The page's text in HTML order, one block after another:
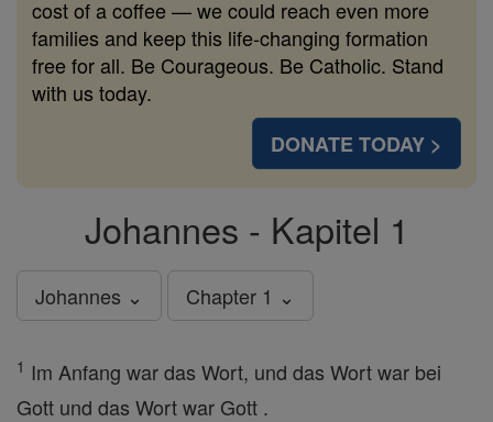
cost of a coffee — we could reach even more
families and keep this life-changing formation
free for all. Be Courageous. Be Catholic. Stand
with us today.
DONATE TODAY >
Johannes - Kapitel 1
Johannes ⌄ Chapter 1 ⌄
1 Im Anfang war das Wort, und das Wort war bei
Gott und das Wort war Gott .